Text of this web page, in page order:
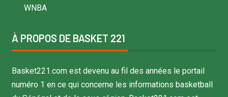
WNBA
À PROPOS DE BASKET 221
Basket221.com est devenu au fil des années le portail
numéro 1 en ce qui concerne les informations basketball